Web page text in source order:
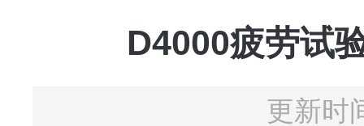
D4000疲劳试
更新时